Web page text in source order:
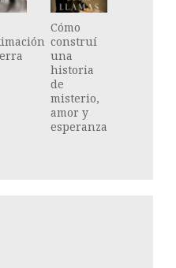
Cómo
construí
una
historia
de
misterio,
amor y
esperanza